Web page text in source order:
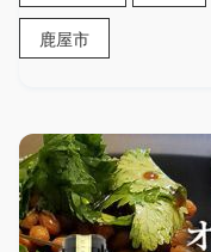
鹿屋市